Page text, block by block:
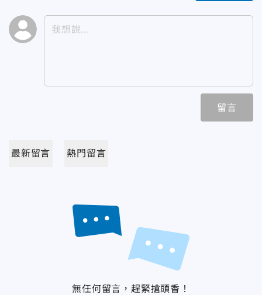
留言
最新留言 熱門留言
無任何留言，趕緊搶頭香！